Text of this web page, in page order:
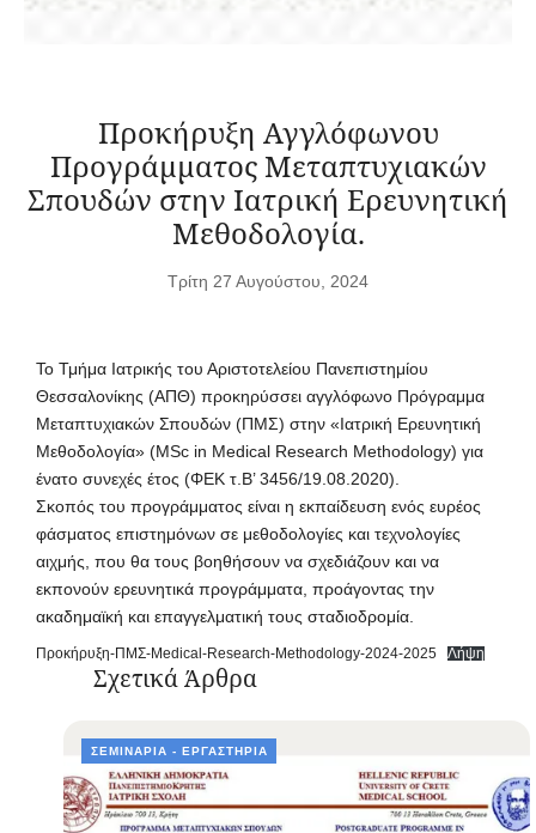
Προκήρυξη Αγγλόφωνου
Προγράμματος Μεταπτυχιακών
Σπουδών στην Ιατρική Ερευνητική
Μεθοδολογία.
Τρίτη 27 Αυγούστου, 2024
Το Τμήμα Ιατρικής του Αριστοτελείου Πανεπιστημίου
Θεσσαλονίκης (ΑΠΘ) προκηρύσσει αγγλόφωνο Πρόγραμμα
Μεταπτυχιακών Σπουδών (ΠΜΣ) στην «Ιατρική Ερευνητική
Μεθοδολογία» (MSc in Medical Research Methodology) για
ένατο συνεχές έτος (ΦΕΚ τ.B’ 3456/19.08.2020).
Σκοπός του προγράμματος είναι η εκπαίδευση ενός ευρέος
φάσματος επιστημόνων σε μεθοδολογίες και τεχνολογίες
αιχμής, που θα τους βοηθήσουν να σχεδιάζουν και να
εκπονούν ερευνητικά προγράμματα, προάγοντας την
ακαδημαϊκή και επαγγελματική τους σταδιοδρομία.
Προκήρυξη-ΠΜΣ-Medical-Research-Methodology-2024-2025 Λήψη
Σχετικά Άρθρα
ΣΕΜΙΝΆΡΙΑ - ΕΡΓΑΣΤΉΡΙΑ